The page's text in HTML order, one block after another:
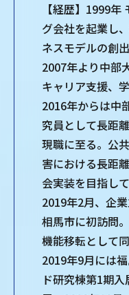
【経歴】1999
グ会社を起業し
ネスモデルの創出
2007年より中部
キャリア支援、
2016年からは中
究員として長距
現職に至る。公
害における長距
会実装を目指し
2019年2月、企
相馬市に初訪問
機能移転として
2019年9月には
ド研究棟第1期